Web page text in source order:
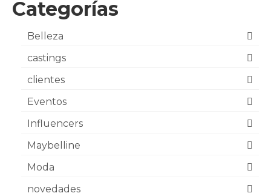
Categorías
Belleza
castings
clientes
Eventos
Influencers
Maybelline
Moda
novedades